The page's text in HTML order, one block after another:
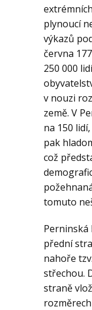
plynoucí
výkazů
června
250 000
v nouzi
země. V
na 150
pak
což
tomuto
Perninská
přední
nahoře
střechou.
straně